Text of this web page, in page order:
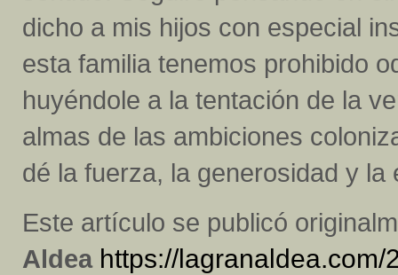
dicho a mis hijos con especial
esta familia tenemos prohibido
huyéndole a la tentación de la
almas de las ambiciones
dé la fuerza, la generosidad y
Este artículo se publicó
Aldea https://